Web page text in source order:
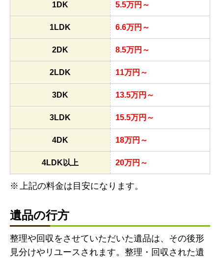
1DK 5.5万円～
1LDK 6.6万円～
2DK 8.5万円～
2LDK 11万円～
3DK 13.5万円～
3LDK 15.5万円～
4DK 18万円～
4LDK以上 20万円～
上記の料金は目安になります。
遺品の行方
整理や回収をさせていただいた遺品は、その後形
見分けやリユースされます。整理・回収された遺